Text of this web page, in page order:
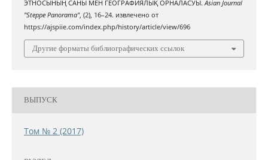
ЭТНОСЫНЫҢ САНЫ МЕН ГЕОГРАФИЯЛЫҚ ОРНАЛАСУЫ.Asian Journal
"Steppe Panorama", (2), 16–24. извлечено от
https://ajspiie.com/index.php/history/article/view/696
Другие форматы библиографических ссылок
ВЫПУСК
Том № 2 (2017)